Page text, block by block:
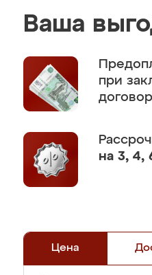
Ваша
при
на 3, 4,
Цена